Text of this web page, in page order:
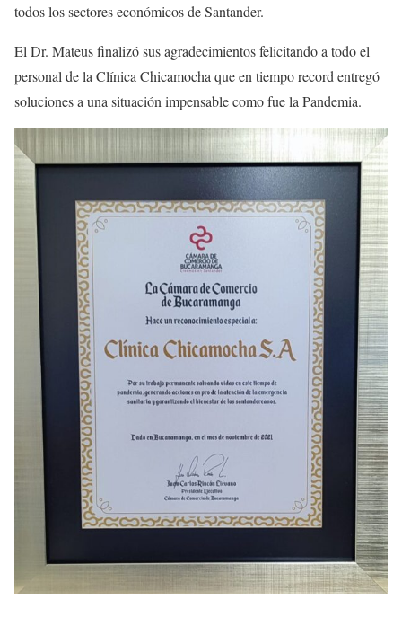
todos los sectores económicos de Santander.
El Dr. Mateus finalizó sus agradecimientos felicitando a todo el
personal de la Clínica Chicamocha que en tiempo record entregó
soluciones a una situación impensable como fue la Pandemia.